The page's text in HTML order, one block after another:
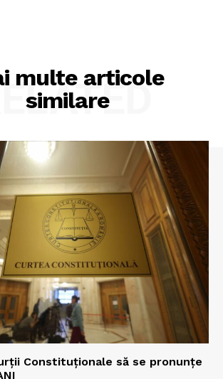
multe articole
similare
Constituționale să se pronunțe